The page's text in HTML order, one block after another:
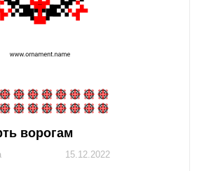
ворогам
15.12.2022